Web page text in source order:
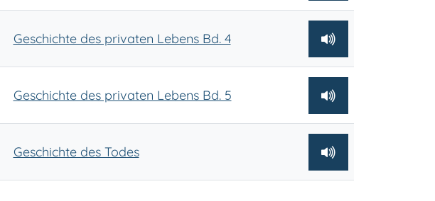
Geschichte des privaten Lebens Bd. 4
Geschichte des privaten Lebens Bd. 5
Geschichte des Todes